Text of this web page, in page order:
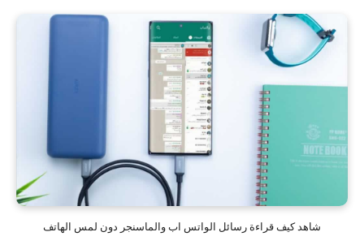
شاهد كيف قراءة رسائل الواتس اب والماسنجر دون لمس الهاتف